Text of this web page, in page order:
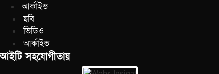
আর্কাইভ
ছবি
ভিডিও
আর্কাইভ
আইটি সহযোগীতায়